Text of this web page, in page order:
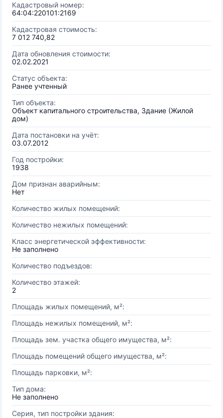
Кадастровый номер:
64:04:220101:2169
Кадастровая стоимость:
7 012 740,82
Дата обновления стоимости:
02.02.2021
Статус объекта:
Ранее учтенный
Тип объекта:
Объект капитального строительства, Здание (Жилой
дом)
Дата постановки на учёт:
03.07.2012
Год постройки:
1938
Дом признан аварийным:
Нет
Количество жилых помещений:
Количество нежилых помещений:
Класс энергетической эффективности:
Не заполнено
Количество подъездов:
Количество этажей:
2
Площадь жилых помещений, м²:
Площадь нежилых помещений, м²:
Площадь зем. участка общего имущества, м²:
Площадь помещений общего имущества, м²:
Площадь парковки, м²:
Тип дома:
Не заполнено
Серия, тип постройки здания: